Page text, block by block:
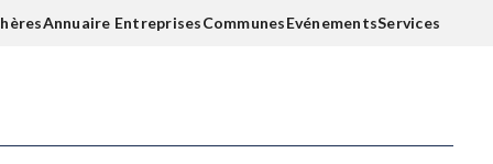
Annuaire EntreprisesCommunesEvénementsServices